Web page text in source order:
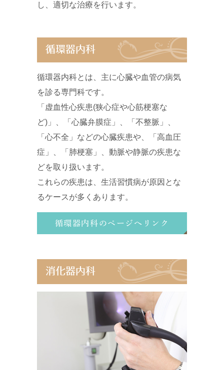
し、適切な治療を行います。
循環器内科
循環器内科とは、主に心臓や血管の病気
を診る専門科です。
「虚血性心疾患(狭心症や心筋梗塞な
ど)」、「心臓弁膜症」、「不整脈」、
「心不全」などの心臓疾患や、「高血圧
症」、「肺梗塞」、動脈や静脈の疾患な
どを取り扱います。
これらの疾患は、生活習慣病が原因とな
るケースが多くあります。
循環器内科のページへリンク
消化器内科